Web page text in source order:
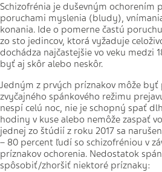
Schizofrénia je duševným ochorením
poruchami myslenia (bludy),
konania. Ide o pomerne častú
zo sto jedincov, ktorá vyžaduje
dochádza najčastejšie vo veku medzi
byť aj skôr alebo neskôr.
Jedným z prvých príznakov môže byť
zvyčajného spánkového režimu
nespí celú noc, nie je schopný spať
hodiny v kuse alebo nemôže zaspať
jednej zo štúdií z roku 2017 sa
– 80 percent ľudí so schizofréniou v
príznakov ochorenia. Nedostatok
spôsobiť/zhoršiť niektoré príznaky: